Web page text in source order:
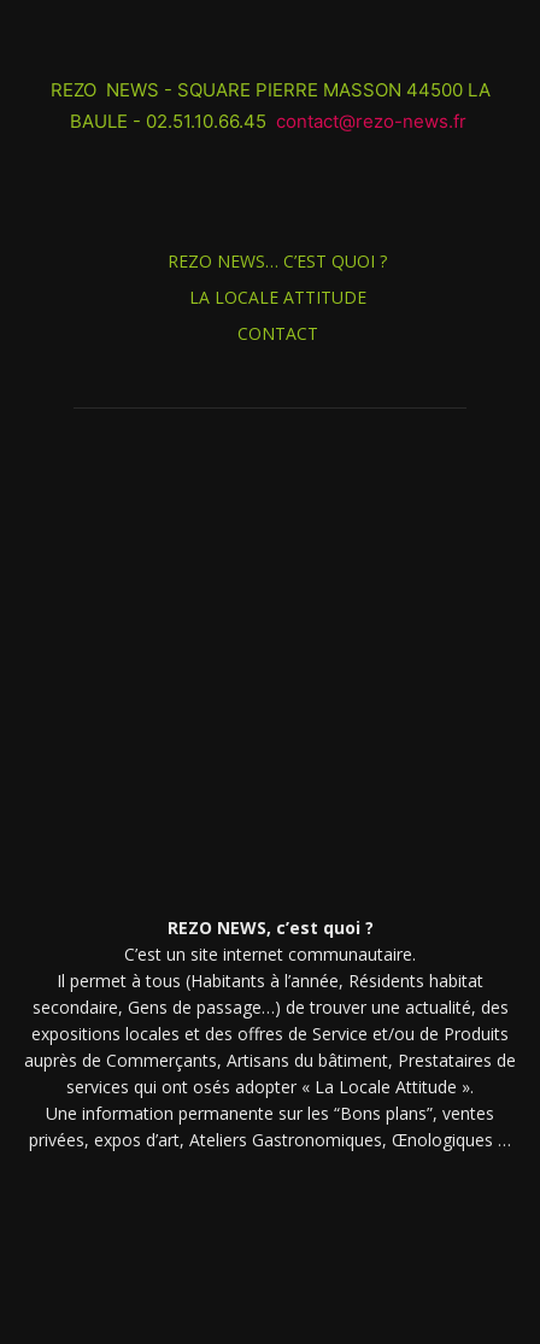
REZO NEWS - SQUARE PIERRE MASSON 44500 LA
BAULE - 02.51.10.66.45 contact@rezo-news.fr
REZO NEWS… C’EST QUOI ?
LA LOCALE ATTITUDE
CONTACT
REZO NEWS, c’est quoi ?
C’est un site internet communautaire.
Il permet à tous (Habitants à l’année, Résidents habitat
secondaire, Gens de passage…) de trouver une actualité, des
expositions locales et des offres de Service et/ou de Produits
auprès de Commerçants, Artisans du bâtiment, Prestataires de
services qui ont osés adopter « La Locale Attitude ».
Une information permanente sur les “Bons plans”, ventes
privées, expos d’art, Ateliers Gastronomiques, Œnologiques …